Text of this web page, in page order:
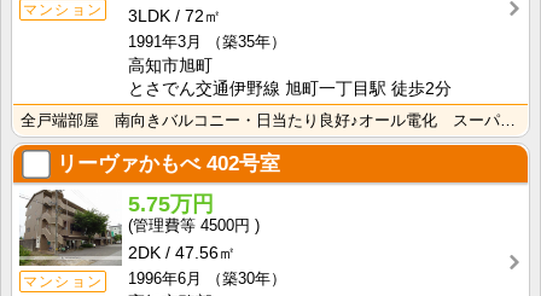
マンション
3LDK
72㎡
1991年3月
（築35年）
高知市旭町
とさでん交通伊野線 旭町一丁目駅 徒歩2分
リーヴァかもべ402号室
マンション
5.75万円
4500円
2DK
47.56㎡
1996年6月
（築30年）